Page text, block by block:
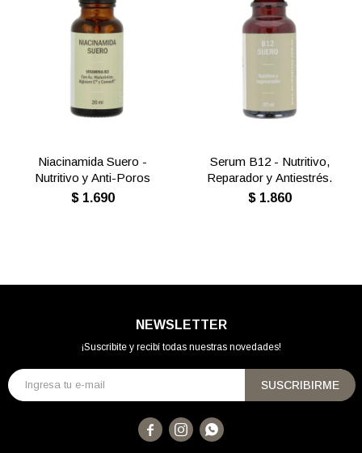
Niacinamida Suero -
Nutritivo y Anti-Poros
$ 1.690
Serum B12 - Nutritivo,
Reparador y Antiestrés.
$ 1.860
NEWSLETTER
¡Suscribite y recibí todas nuestras novedades!
SUSCRIBIRME
  